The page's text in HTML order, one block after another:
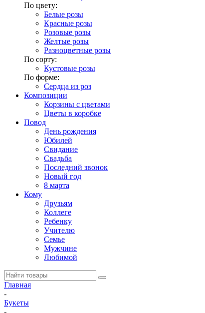
По цвету:
Белые розы
Красные розы
Розовые розы
Желтые розы
Разноцветные розы
По сорту:
Кустовые розы
По форме:
Сердца из роз
Композиции
Корзины с цветами
Цветы в коробке
Повод
День рождения
Юбилей
Свидание
Свадьба
Последний звонок
Новый год
8 марта
Кому
Друзьям
Коллеге
Ребенку
Учителю
Семье
Мужчине
Любимой
Главная
-
Букеты